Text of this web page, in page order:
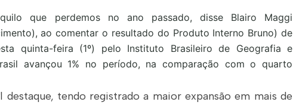
que perdemos no ano passado, disse Blairo Maggi
ao comentar o resultado do Produto Interno Bruno) de
quinta-feira (1º) pelo Instituto Brasileiro de Geografia e
avançou 1% no período, na comparação com o quarto
tendo registrado a maior expansão em mais de